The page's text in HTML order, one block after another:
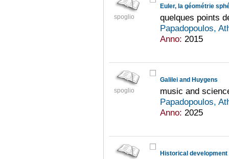
spoglio
Euler, la géométrie
quelques points
Papadopoulos,
Anno: 2015
spoglio
Galilei and Huygens
music and
Papadopoulos,
Anno: 2025
Historical